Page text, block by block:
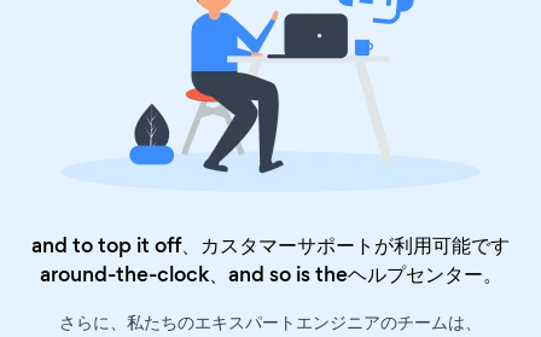
and to top it off、カスタマーサポートが利用可能です
around-the-clock、and so is theヘルプセンター。
さらに、私たちのエキスパートエンジニアのチームは、